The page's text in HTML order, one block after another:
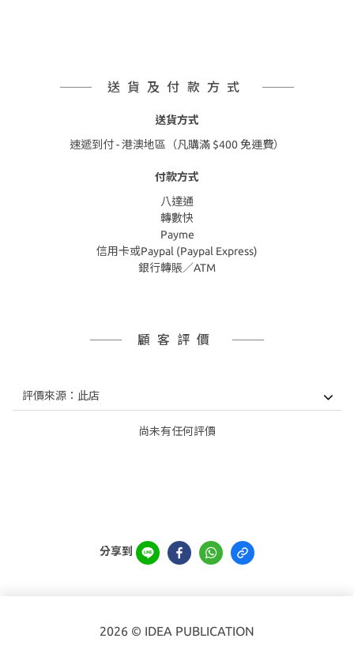
送貨及付款方式
送貨方式
速遞到付 - 港澳地區（凡購滿 $400 免運費）
付款方式
八達通
轉數快
Payme
信用卡或Paypal (Paypal Express)
銀行轉賬／ATM
顧客評價
尚未有任何評價
分享到
2026 © IDEA PUBLICATION